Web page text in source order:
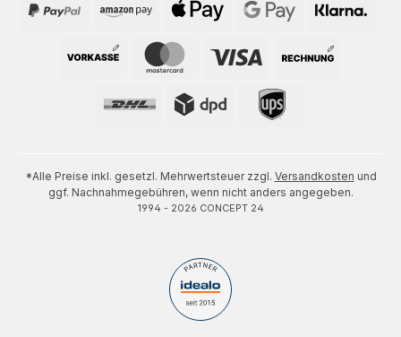
*Alle Preise inkl. gesetzl. Mehrwertsteuer zzgl. Versandkosten und
ggf. Nachnahmegebühren, wenn nicht anders angegeben.
1994 - 2026 CONCEPT 24